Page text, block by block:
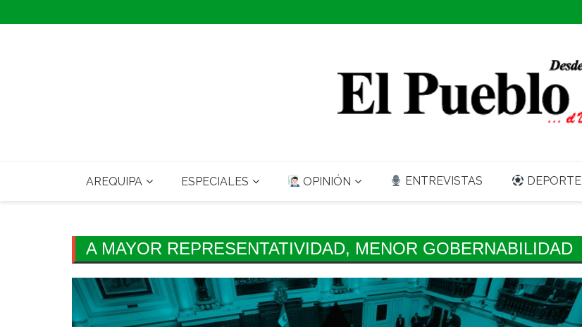
to
AREQUIPA ESPECIALES OPINIÓN ENTREVISTAS DEPORTE
A MAYOR REPRESENTATIVIDAD, MENOR GOBERNABILIDAD